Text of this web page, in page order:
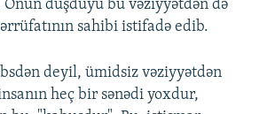
düşdüyü bu vəziyyətdən də
sahibi istifadə edib.
deyil, ümidsiz vəziyyətdən
heç bir sənədi yoxdur,